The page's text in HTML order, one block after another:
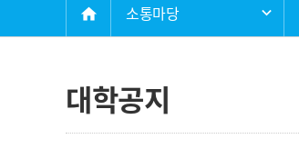
home 소통마당
대학공지